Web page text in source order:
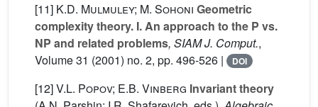
[11] K.D. Mulmuley; M. Sohoni Geometric
complexity theory. I. An approach to the P vs.
NP and related problems, SIAM J. Comput.,
Volume 31 (2001) no. 2, pp. 496-526 | DOI
[12]V.L. Popov; E.B. Vinberg Invariant theory